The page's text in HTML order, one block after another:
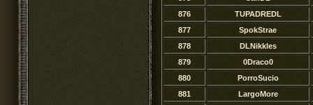
876
TUPADREDL
877
SpokStrae
878
DLNikkles
879
0Draco0
880
PorroSucio
881
LargoMore